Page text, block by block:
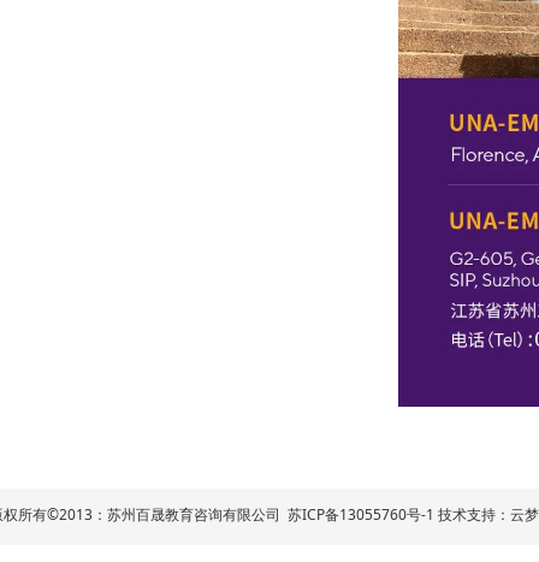
权所有©2013：苏州百晟教育咨询有限公司 苏ICP备13055760号-1 技术支持： 云